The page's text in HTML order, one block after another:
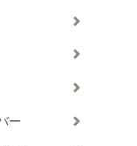
ー